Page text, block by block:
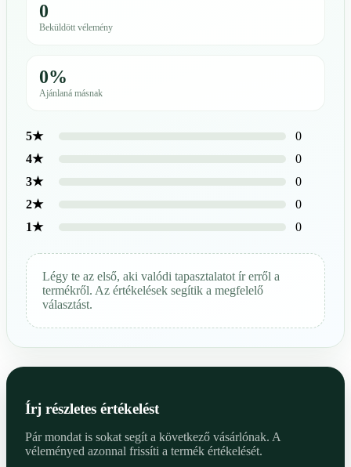
0
Beküldött vélemény
0%
Ajánlaná másnak
5★
0
4★
0
3★
0
2★
0
1★
0
Légy te az első, aki valódi tapasztalatot ír erről a
termékről. Az értékelések segítik a megfelelő
választást.
Írj részletes értékelést
Pár mondat is sokat segít a következő vásárlónak. A
véleményed azonnal frissíti a termék értékelését.